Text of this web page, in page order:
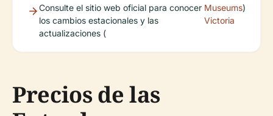
Consulte el sitio web oficial para conocer
los cambios estacionales y las
actualizaciones (
Museums
Victoria
)
Precios de las